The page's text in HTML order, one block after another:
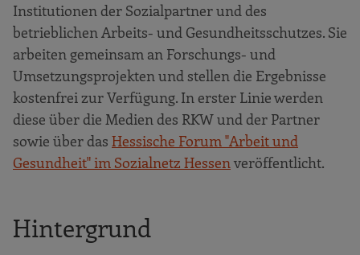
Institutionen der Sozialpartner und des
betrieblichen Arbeits- und Gesundheitsschutzes. Sie
arbeiten gemeinsam an Forschungs- und
Umsetzungsprojekten und stellen die Ergebnisse
kostenfrei zur Verfügung. In erster Linie werden
diese über die Medien des RKW und der Partner
sowie über das Hessische Forum "Arbeit und
Gesundheit" im Sozialnetz Hessenveröffentlicht.
Hintergrund